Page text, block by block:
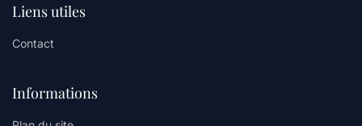
Liens utiles
Contact
Informations